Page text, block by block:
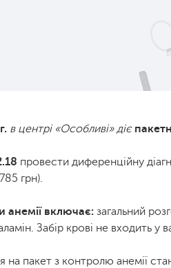
в центрі «Особливі» діє
провести диференційну
грн).
анемії включає: загальний
Забір крові не входить у
на пакет з контролю анемії